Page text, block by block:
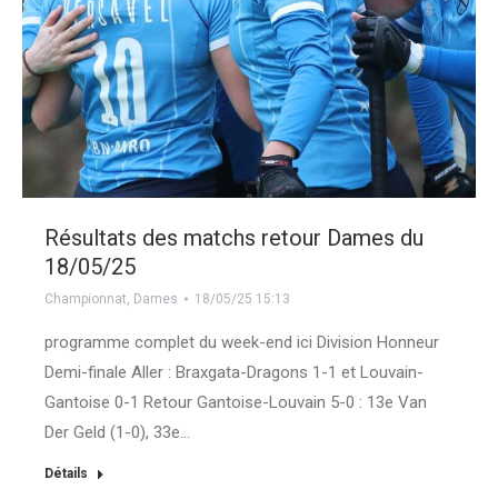
Résultats des matchs retour Dames du
18/05/25
Championnat, Dames 18/05/25 15:13
programme complet du week-end ici Division Honneur
Demi-finale Aller : Braxgata-Dragons 1-1 et Louvain-
Gantoise 0-1 Retour Gantoise-Louvain 5-0 : 13e Van
Der Geld (1-0), 33e…
Détails